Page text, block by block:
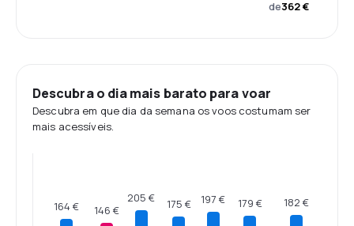
de362 €
Descubra o dia mais barato para voar
Descubra em que dia da semana os voos costumam ser
mais acessíveis.
164 € 146 €
205 € 175 € 197 € 179 € 182 €